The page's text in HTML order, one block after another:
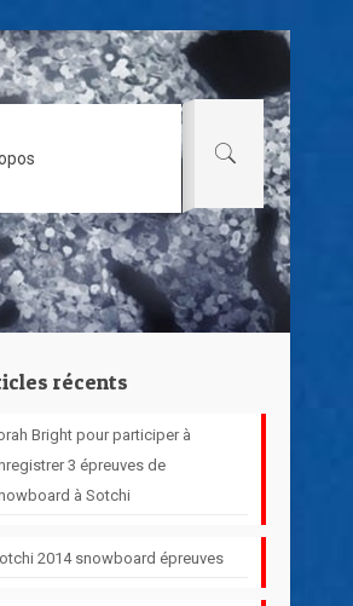
récents
Bright pour participer à
3 épreuves de
à Sotchi
2014 snowboard épreuves